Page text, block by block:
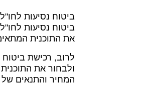
ביטוח נסיעות
ביטוח נסיעות
את התוכנית
לרוב, רכישת
ולבחור את
המחיר והתנאים של